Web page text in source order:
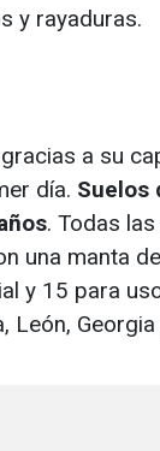
y rayaduras.
a su
día. Suelos
. Todas
una manta
y 15 para
Georgia